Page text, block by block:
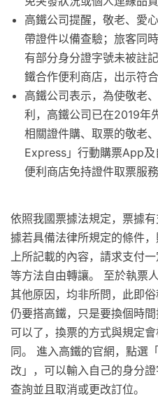
高鐵公司提醒，敬老、愛
帶證件以備查驗；旅客同
有部分身分證字號未被註
鐵合作便利商店，出示符
高鐵公司表示，為使敬老
利，高鐵公司已在2019年
相關證件購、取票的敬老
Express」行動購票App
便利商店免持證件取票服務
依照我國票據法規定，票據
據若具備法律所規定的條件
上所記載的內容，請求支付
等方法自由轉讓。 至於執票
其他原因，均非所問，此即
仍要搭高鐵，只是要換個時
可以了，換票的方式與規定
同。 進入高鐵的官網，點選
改」，可以輸入自己的身分
查詢並且取消或更改訂位。